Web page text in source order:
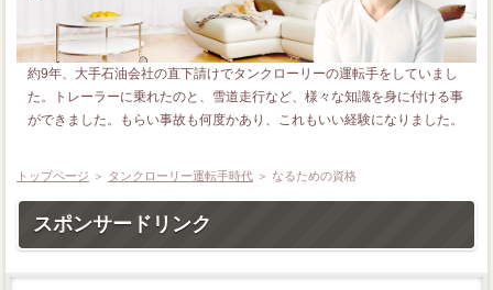
約9年、大手石油会社の直下請けでタンクローリーの運転手をしていまし
た。トレーラーに乗れたのと、雪道走行など、様々な知識を身に付ける事
ができました。もらい事故も何度かあり、これもいい経験になりました。
等級プロテクト廃止対策
トップページ ＞ タンクローリー運転手時代 ＞ なるための資格
スポンサードリンク